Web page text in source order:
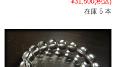
在庫 5 本